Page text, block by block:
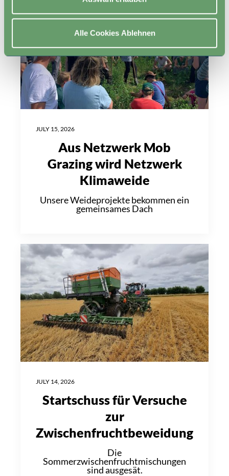
Alle Cookies Ablehnen
JULY 15, 2026
Aus Netzwerk Mob
Grazing wird Netzwerk
Klimaweide
Unsere Weideprojekte bekommen ein
gemeinsames Dach
JULY 14, 2026
Startschuss für Versuche
zur
Zwischenfruchtbeweidung
Die
Sommerzwischenfruchtmischungen
sind ausgesät.